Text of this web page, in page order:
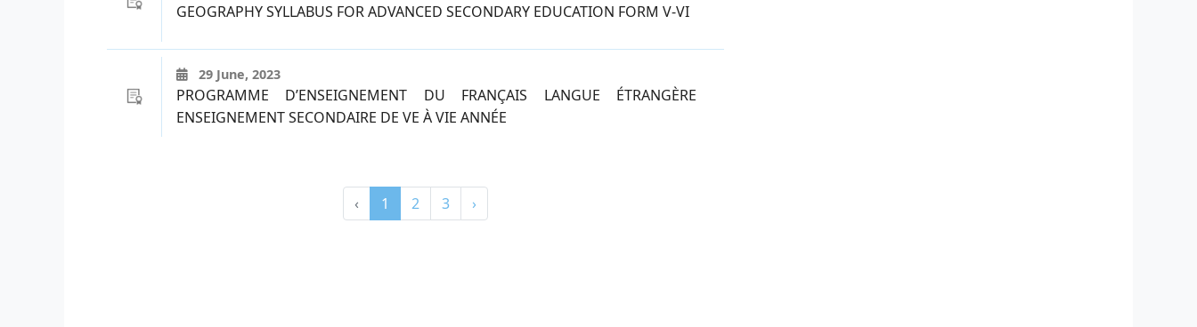
GEOGRAPHY SYLLABUS FOR ADVANCED SECONDARY EDUCATION FORM V-VI
29 June, 2023
PROGRAMME D’ENSEIGNEMENT DU FRANÇAIS LANGUE ÉTRANGÈRE
ENSEIGNEMENT SECONDAIRE DE VE À VIE ANNÉE
‹ 1 2 3 ›